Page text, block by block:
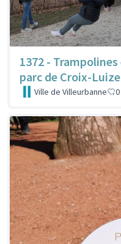
1372 -
parc de Croix-
Ville de Villeurbanne 0